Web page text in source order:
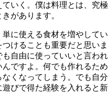
いく。僕は料理とは、究極
があります。
に使える食材を増やしてい
けることも重要だと思いま
自由に使っていいと言われ
ですよ。何でも作れるため
くなってしまう。でも自分
びで得た経験を入れると新